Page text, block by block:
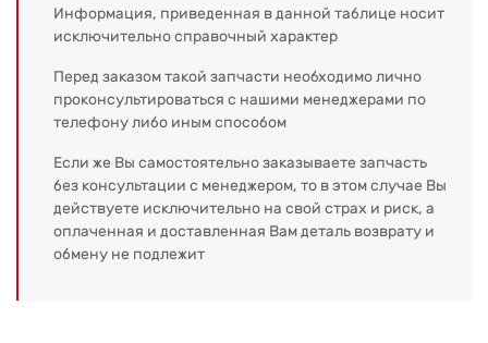
Информация, приведенная в данной таблице носит
исключительно справочный характер
Перед заказом такой запчасти необходимо лично
проконсультироваться с нашими менеджерами по
телефону либо иным способом
Если же Вы самостоятельно заказываете запчасть
без консультации с менеджером, то в этом случае Вы
действуете исключительно на свой страх и риск, а
оплаченная и доставленная Вам деталь возврату и
обмену не подлежит